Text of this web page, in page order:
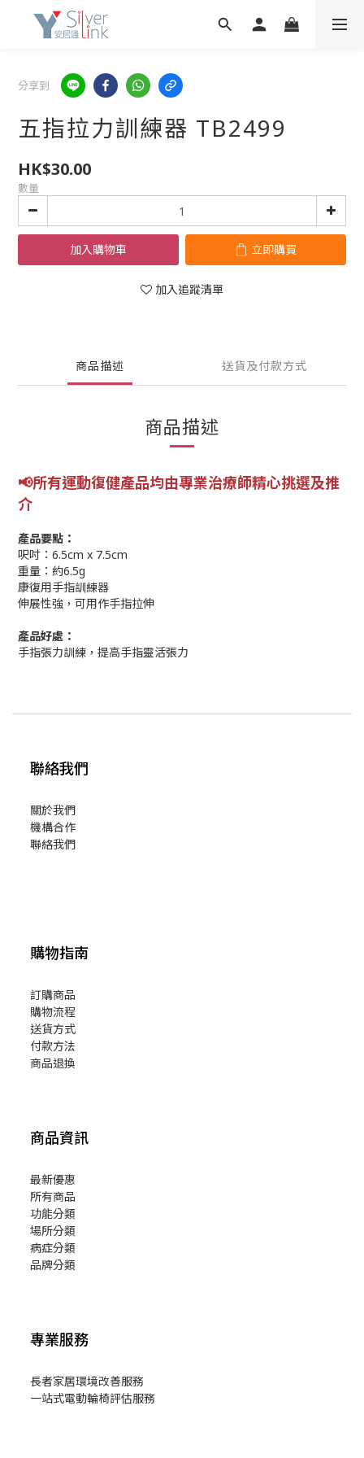
分享到
五指拉力訓練器 TB2499
HK$30.00
數量
加入購物車 立即購買
加入追蹤清單
商品描述 送貨及付款方式
商品描述
📢所有運動復健產品均由專業治療師精心挑選及推
介
產品要點：
呎吋：6.5cm x 7.5cm
重量：約6.5g
康復用手指訓練器
伸展性強，可用作手指拉伸
產品好處：
手指張力訓練，提高手指靈活張力
聯絡我們
關於我們
機構合作
聯絡我們
購物指南
訂購商品
購物流程
送貨方式
付款方法
商品退換
商品資訊
最新優惠
所有商品
功能分類
場所分類
病症分類
品牌分類
專業服務
長者家居環境改善服務
一站式電動輪椅評估服務